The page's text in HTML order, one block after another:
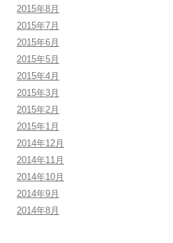
2015年8月
2015年7月
2015年6月
2015年5月
2015年4月
2015年3月
2015年2月
2015年1月
2014年12月
2014年11月
2014年10月
2014年9月
2014年8月